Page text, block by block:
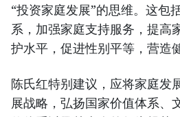
“投资家庭发展”的思维。这包
系，加强家庭支持服务，提高
护水平，促进性别平等，营造
陈氏红特别建议，应将家庭发
展战略，弘扬国家价值体系、